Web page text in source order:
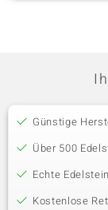
Günstige
Über 500
Echte
Kostenlose